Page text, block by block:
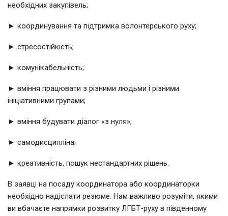
необхідних закупівель;
► координування та підтримка волонтерського руху;
► стресостійкість;
► комунікабельність;
► вміння працювати з різними людьми і різними
ініціативними групами;
► вміння будувати діалог «з нуля»;
► самодисципліна;
► креативність, пошук нестандартних рішень.
В заявці на посаду координатора або координаторки
необхідно надіслати резюме. Нам важливо розуміти, якими
ви вбачаєте напрямки розвитку ЛГБТ-руху в південному